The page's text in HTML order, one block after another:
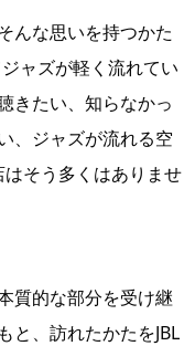
んな思いを持つかた
ャズが軽く流れてい
きたい、知らなかっ
、ジャズが流れる空
そう多くはありませ
質的な部分を受け継
と、訪れたかたをJBL